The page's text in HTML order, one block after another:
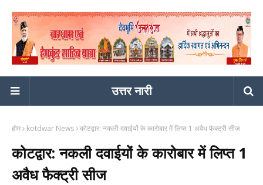
उत्तर नारी
होम kotdwar News कोटद्वार: नकली दवाईयों के कारोबार में लिप्त 1 अवैध फैक्ट्री सीज
कोटद्वार: नकली दवाईयों के कारोबार में लिप्त 1
अवैध फैक्ट्री सीज